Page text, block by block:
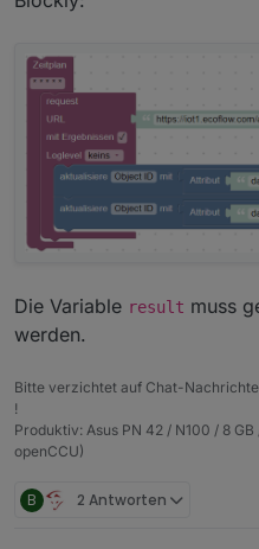
Hat das jemand
Die Variable result muss
werden.
Bitte verzichtet auf Chat-
!
Produktiv: Asus PN 42 / N100 / 8
openCCU)
B 2 Antworten